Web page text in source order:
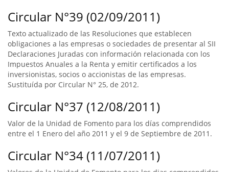
Circular N°39 (02/09/2011)
Texto actualizado de las Resoluciones que establecen
obligaciones a las empresas o sociedades de presentar al SII
Declaraciones Juradas con información relacionada con los
Impuestos Anuales a la Renta y emitir certificados a los
inversionistas, socios o accionistas de las empresas.
Sustituída por Circular N° 25, de 2012.
Circular N°37 (12/08/2011)
Valor de la Unidad de Fomento para los días comprendidos
entre el 1 Enero del año 2011 y el 9 de Septiembre de 2011.
Circular N°34 (11/07/2011)